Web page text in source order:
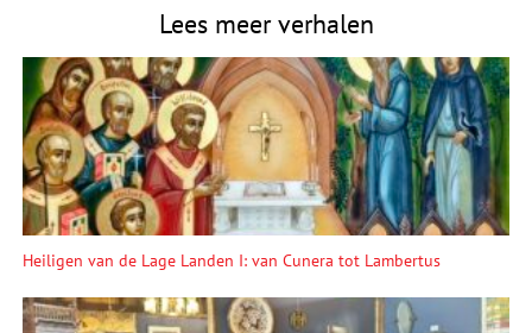
Lees meer verhalen
Heiligen van de Lage Landen I: van Cunera tot Lambertus